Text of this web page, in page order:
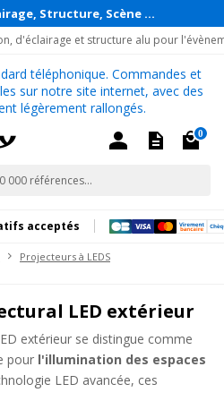
Structure, Scène ...
d'éclairage et structure alu pour
téléphonique. Commandes et
sur notre site internet, avec des
légèrement rallongés.
0
acceptés
Projecteurs à LEDS
LED extérieur
extérieur se distingue comme
pour l'illumination des espaces
LED avancée, ces